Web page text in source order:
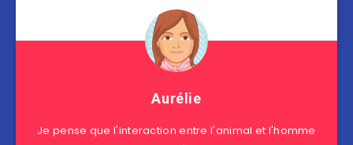
Aurélie
Je pense que l'interaction entre l'animal et l'homme